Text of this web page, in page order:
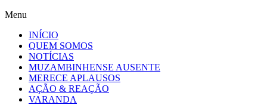
Menu
INÍCIO
QUEM SOMOS
NOTÍCIAS
MUZAMBINHENSE AUSENTE
MERECE APLAUSOS
AÇÃO & REAÇÃO
VARANDA